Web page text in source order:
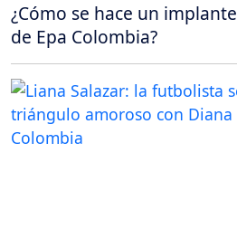
¿Cómo se hace un
de Epa Colombia?